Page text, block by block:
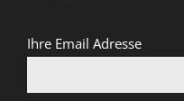
Ihre Email Adresse